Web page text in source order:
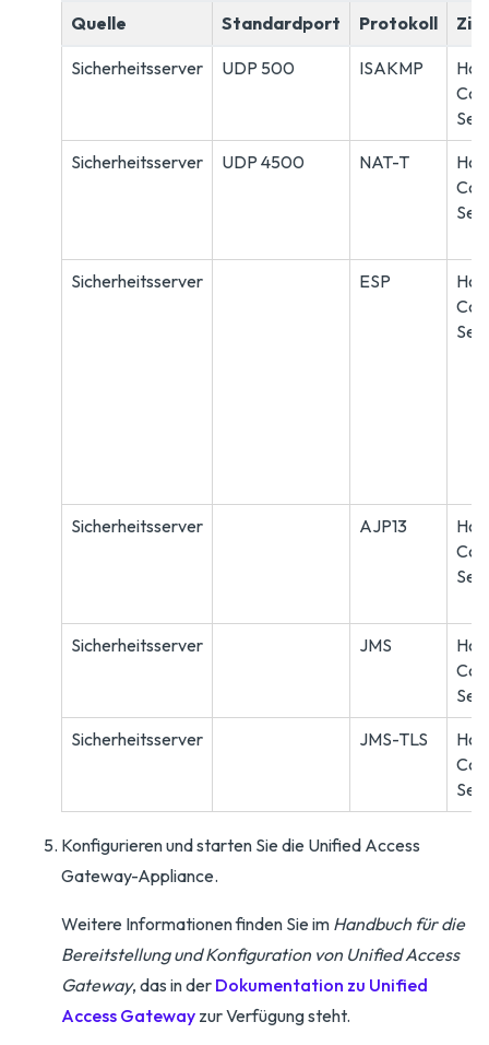
Quelle Standardport Protokoll Ziel
Sicherheitsserver UDP 500 ISAKMP
Sicherheitsserver
UDP 4500 NAT-T
Sicherheitsserver ESP
Sicherheitsserver AJP13
Sicherheitsserver JMS
Sicherheitsserver
JMS-TLS
Konfigurieren und starten Sie die Unified Access
Gateway-Appliance.
Weitere Informationen finden Sie im Handbuch für die
Bereitstellung und Konfiguration von Unified Access
Gateway, das in der Dokumentation zu Unified
Access Gateway zur Verfügung steht.